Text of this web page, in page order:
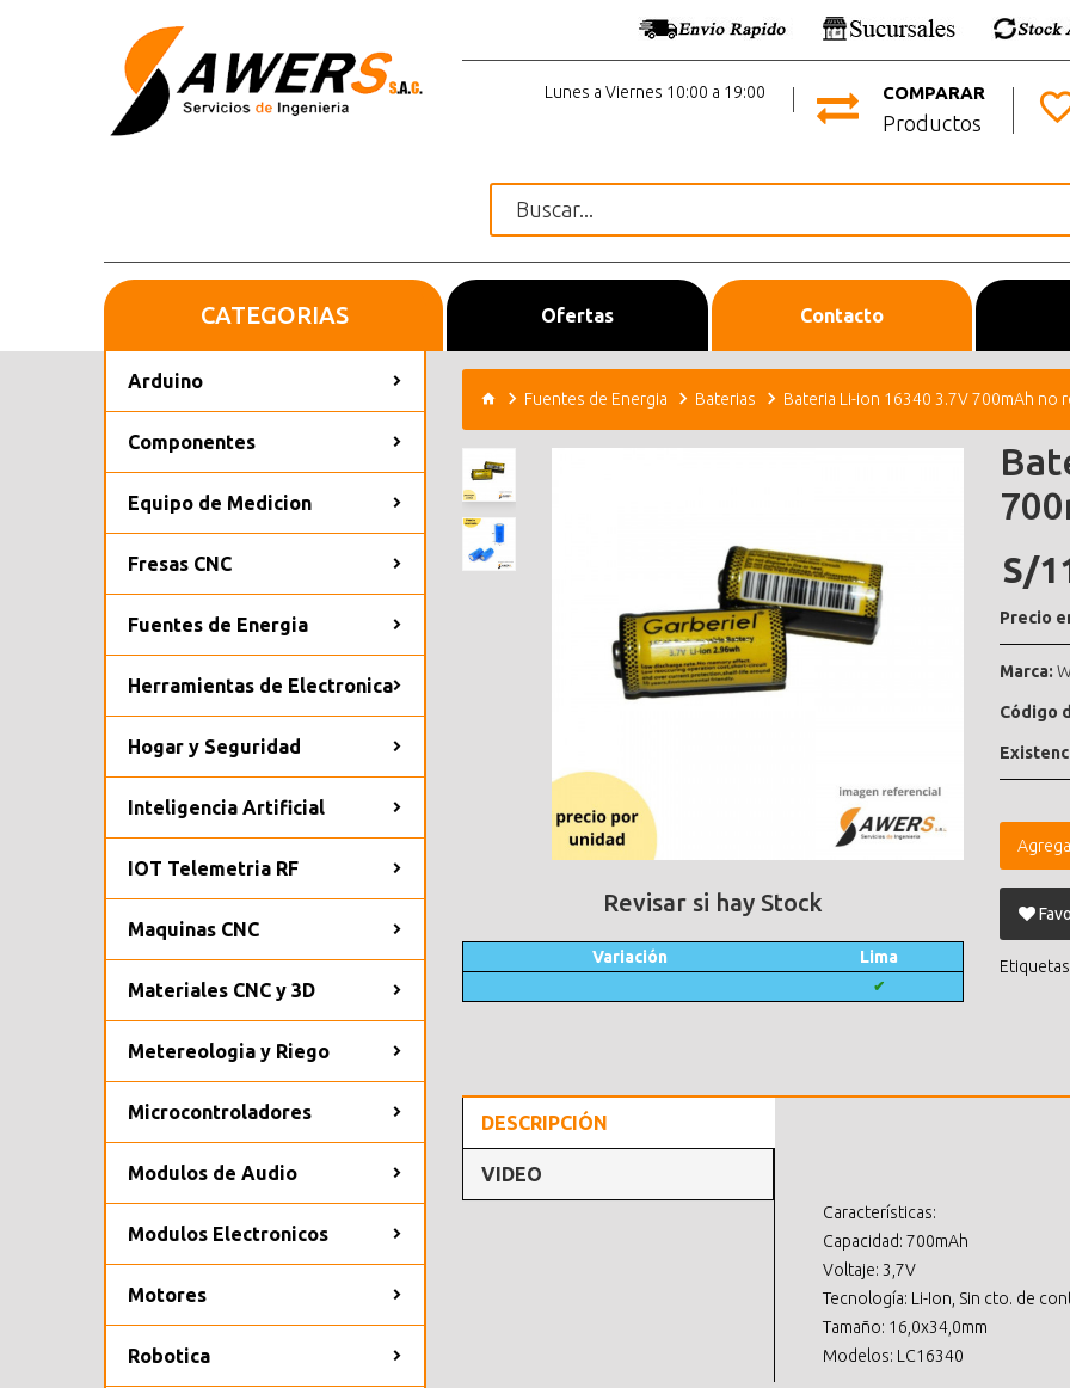
COMPARAR
Productos
Lunes a Viernes 10:00 a 19:00
Inicio Ofertas Contacto
CATEGORIAS
Arduino
Componentes
Equipo de Medicion
Fresas CNC
Fuentes de Energia
Herramientas de Electronica
Hogar y Seguridad
Inteligencia Artificial
IOT Telemetria RF
Maquinas CNC
Materiales CNC y 3D
Metereologia y Riego
Microcontroladores
Modulos de Audio
Modulos Electronicos
Motores
Robotica
Fuentes de Energia Baterias Bateria Li-ion 16340 3.7V 700mAh no
Revisar si hay Stock
Variación Lima
✔
S/
Precio
Marca:
Código
DESCRIPCIÓN
VIDEO
Características:
Capacidad: 700mAh
Voltaje: 3,7V
Tecnología: Li-Ion, Sin cto. de
Tamaño: 16,0x34,0mm
Modelos: LC16340